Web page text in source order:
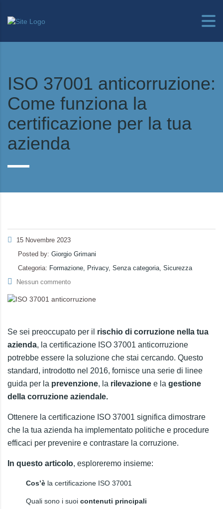
ISO 37001 anticorruzione:
Come funziona la
certificazione per la tua
azienda
15 Novembre 2023
Posted by: Giorgio Grimani
Categoria: Formazione, Privacy, Senza categoria, Sicurezza
Nessun commento
Se sei preoccupato per il rischio di corruzione nella tua
azienda, la certificazione ISO 37001 anticorruzione
potrebbe essere la soluzione che stai cercando. Questo
standard, introdotto nel 2016, fornisce una serie di linee
guida per la prevenzione, la rilevazione e la gestione
della corruzione aziendale.
Ottenere la certificazione ISO 37001 significa dimostrare
che la tua azienda ha implementato politiche e procedure
efficaci per prevenire e contrastare la corruzione.
In questo articolo, esploreremo insieme:
Cos’è la certificazione ISO 37001
Quali sono i suoi contenuti principali